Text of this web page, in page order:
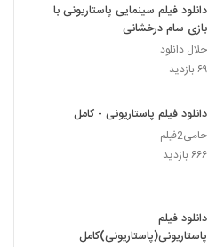
دانلود فیلم سینمایی پاستاریونی با
بازی سام درخشانی
حلال دانلود
۶۹ بازدید
دانلود فیلم پاستاریونی - کامل
حامی2فیلم
۶۶۶ بازدید
دانلود فیلم
پاستاریونی(پاستاریونی)کامل